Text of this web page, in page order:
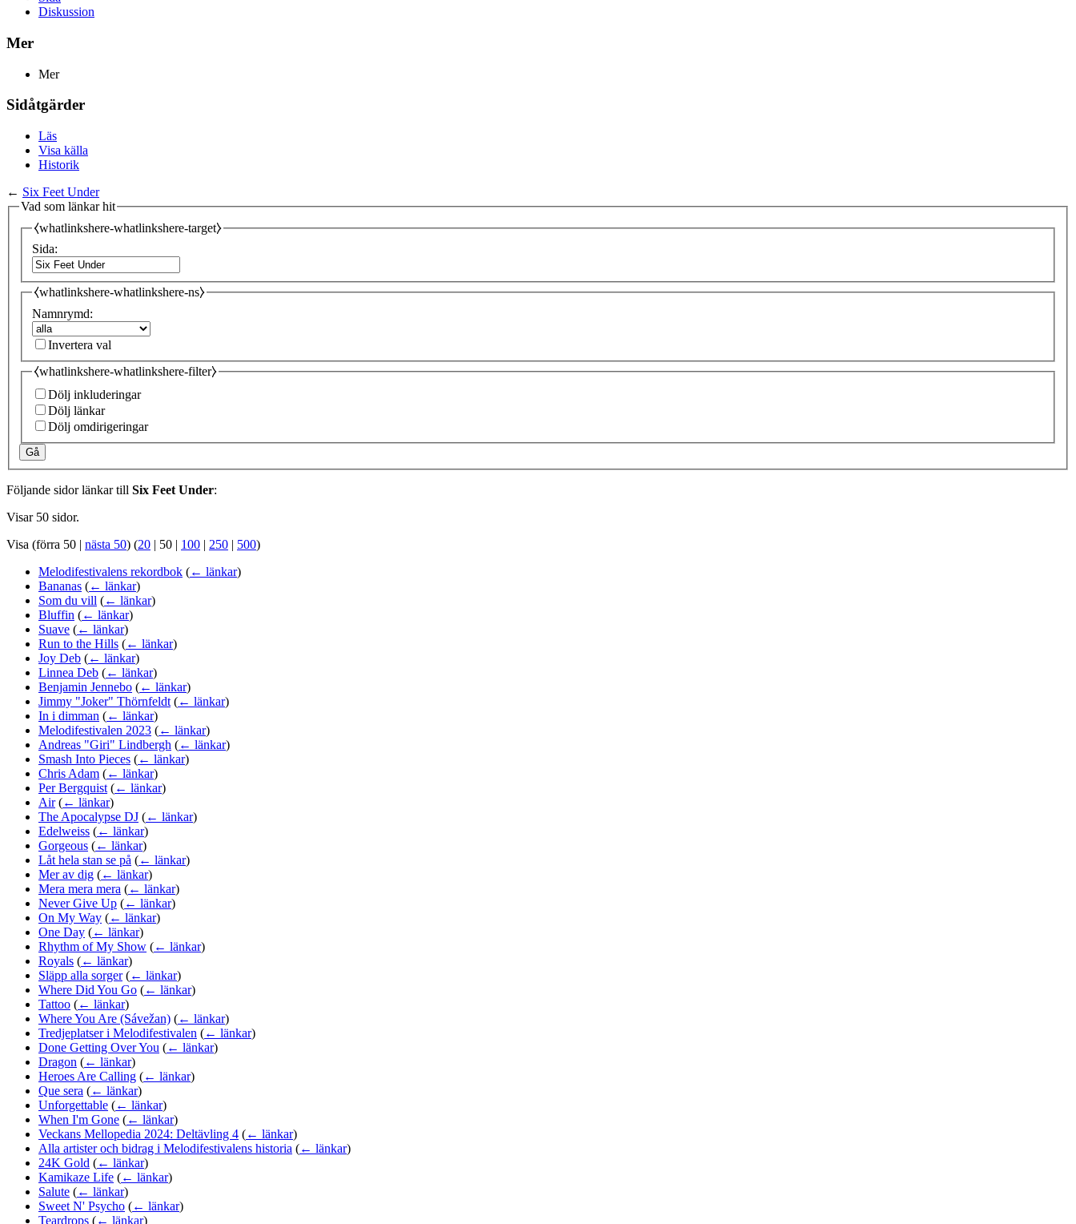
Diskussion
Mer
Mer
Sidåtgärder
Läs
Visa källa
Historik
← Six Feet Under
Vad som länkar hit
⧼whatlinkshere-whatlinkshere-target⧽
Sida:
⧼whatlinkshere-whatlinkshere-ns⧽
Namnrymd:
Invertera val
⧼whatlinkshere-whatlinkshere-filter⧽
Dölj inkluderingar
Dölj länkar
Dölj omdirigeringar
Gå
Följande sidor länkar till Six Feet Under:
Visar 50 sidor.
Visa (förra 50 | nästa 50) (20 | 50 | 100 | 250 | 500)
Melodifestivalens rekordbok (← länkar)
Bananas (← länkar)
Som du vill (← länkar)
Bluffin (← länkar)
Suave (← länkar)
Run to the Hills (← länkar)
Joy Deb (← länkar)
Linnea Deb (← länkar)
Benjamin Jennebo (← länkar)
Jimmy "Joker" Thörnfeldt (← länkar)
In i dimman (← länkar)
Melodifestivalen 2023 (← länkar)
Andreas "Giri" Lindbergh (← länkar)
Smash Into Pieces (← länkar)
Chris Adam (← länkar)
Per Bergquist (← länkar)
Air (← länkar)
The Apocalypse DJ (← länkar)
Edelweiss (← länkar)
Gorgeous (← länkar)
Låt hela stan se på (← länkar)
Mer av dig (← länkar)
Mera mera mera (← länkar)
Never Give Up (← länkar)
On My Way (← länkar)
One Day (← länkar)
Rhythm of My Show (← länkar)
Royals (← länkar)
Släpp alla sorger (← länkar)
Where Did You Go (← länkar)
Tattoo (← länkar)
Where You Are (Sávežan) (← länkar)
Tredjeplatser i Melodifestivalen (← länkar)
Done Getting Over You (← länkar)
Dragon (← länkar)
Heroes Are Calling (← länkar)
Que sera (← länkar)
Unforgettable (← länkar)
When I'm Gone (← länkar)
Veckans Mellopedia 2024: Deltävling 4 (← länkar)
Alla artister och bidrag i Melodifestivalens historia (← länkar)
24K Gold (← länkar)
Kamikaze Life (← länkar)
Salute (← länkar)
Sweet N' Psycho (← länkar)
Teardrops (← länkar)